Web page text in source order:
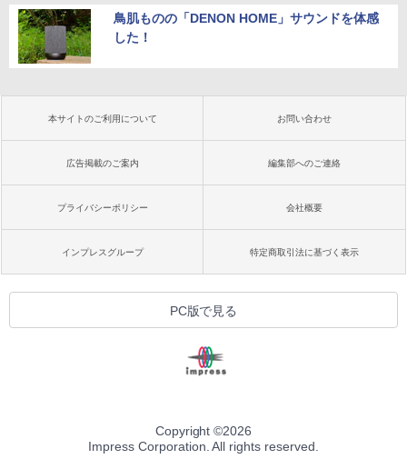
鳥肌ものの「DENON HOME」サウンドを体感
した！
本サイトのご利用について お問い合わせ
広告掲載のご案内 編集部へのご連絡
プライバシーポリシー 会社概要
インプレスグループ 特定商取引法に基づく表示
PC版で見る
Copyright ©2026
Impress Corporation. All rights reserved.